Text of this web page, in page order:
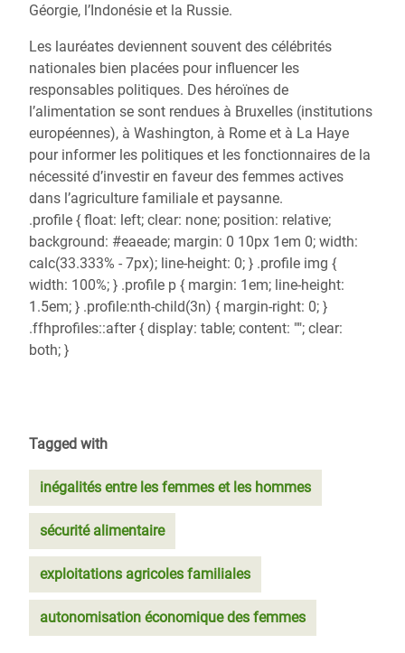
Géorgie, l’Indonésie et la Russie.
Les lauréates deviennent souvent des célébrités
nationales bien placées pour influencer les
responsables politiques. Des héroïnes de
l’alimentation se sont rendues à Bruxelles (institutions
européennes), à Washington, à Rome et à La Haye
pour informer les politiques et les fonctionnaires de la
nécessité d’investir en faveur des femmes actives
dans l’agriculture familiale et paysanne.
.profile { float: left; clear: none; position: relative;
background: #eaeade; margin: 0 10px 1em 0; width:
calc(33.333% - 7px); line-height: 0; } .profile img {
width: 100%; } .profile p { margin: 1em; line-height:
1.5em; } .profile:nth-child(3n) { margin-right: 0; }
.ffhprofiles::after { display: table; content: ""; clear:
both; }
Tagged with
inégalités entre les femmes et les hommes
sécurité alimentaire
exploitations agricoles familiales
autonomisation économique des femmes